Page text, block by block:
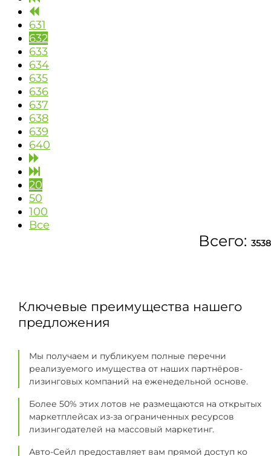
631
632
633
634
635
636
637
638
639
640
20
50
100
Все
Всего:
Ключевые преимущества нашего
предложения
Мы получаем и публикуем полные перечни
реализуемого имущества от наших партнёров-
лизинговых компаний на еженедельной основе.
Более 50% этих лотов не размещаются на открытых
маркетплейсах из-за ограниченных ресурсов
лизингодателей на массовый маркетинг.
Авто-Сейл предоставляет вам прямой доступ ко